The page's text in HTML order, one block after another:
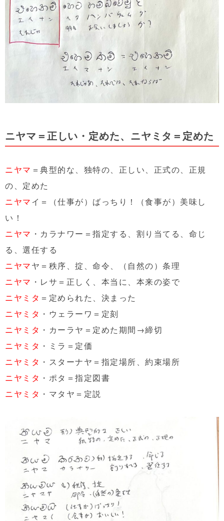
ニヤマ＝正しい・定めた、ニヤミタ＝定めた
ニヤマ ＝典型的な、独特の、正しい、正式の、正規
の、定めた
ニヤマイ＝（仕事が）ばっちり！（食事が）美味し
い！
ニヤマ ・カラナワー＝指定する、割り当てる、命じ
る、選任する
ニヤマヤ＝秩序、掟、命令、（自然の）条理
ニヤマ ・レサ＝正しく、本当に、本来の姿で
ニヤミタ ＝定められた、決まった
ニヤミタ ・ウェラーワ＝定刻
ニヤミタ ・カーラヤ＝定めた期間→締切
ニヤミタ ・ミラ＝定価
ニヤミタ ・スターナヤ＝指定場所、約束場所
ニヤミタ ・ポタ＝指定図書
ニヤミタ ・マタヤ＝定説